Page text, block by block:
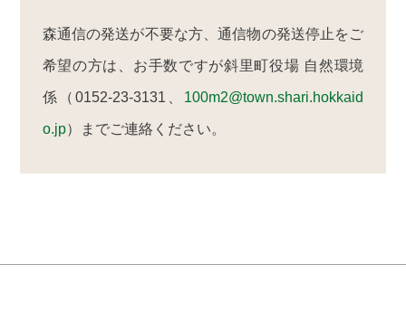
森通信の発送が不要な方、通信物の発送停止をご
希望の方は、お手数ですが斜里町役場 自然環境
係（0152-23-3131、 100m2@town.shari.hokkaid
o.jp）までご連絡ください。